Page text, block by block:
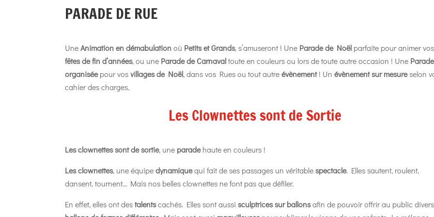
PARADE DE RUE
UneAnimation en démabulation où Petits et Grands, s’amuseront ! Une Parade de Noël parfaite pour animer vos
fêtes de fin d’années, ou une Parade de Carnavaltoute en couleurs ou lors de toute autre occasion ! Une Parade
organiséepour vosvillages de Noël, dans vos Rues ou tout autreévènement! Unévènement sur mesureselon
cahier des charges.
Les Clownettes sont de Sortie
Les clownettes sont de sortie, une paradehaute en couleurs !
Les clownettes, une équipedynamiquequi fait de ses passages un véritablespectacle. Elles sautent, roulent,
dansent, tournent… Mais nos belles clownettes ne font pas que défiler.
En effet, elles ont destalentscachés. Elles sont aussisculptrices sur ballonsafin de pouvoir offrir au public divers